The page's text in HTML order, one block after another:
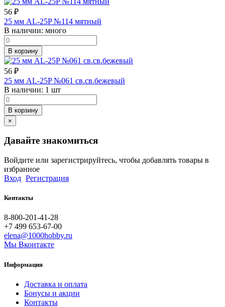
56 ₽
25 мм AL-25P №114 мятный
В наличии: много
В корзину
56 ₽
25 мм AL-25P №061 св.св.бежевый
В наличии: 1 шт
В корзину
×
Давайте знакомиться
Войдите или зарегистрируйтесь, чтобы добавлять товары в
избранное
Вход Регистрация
Контакты
8-800-201-41-28
+7 499 653-67-00
elena@1000hobby.ru
Мы Вконтакте
Информация
Доставка и оплата
Бонусы и акции
Контакты